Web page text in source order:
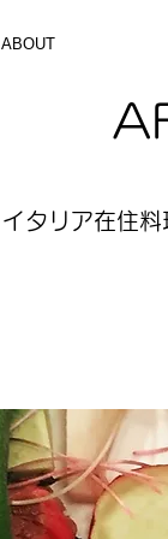
ABOUT
イタリア在住